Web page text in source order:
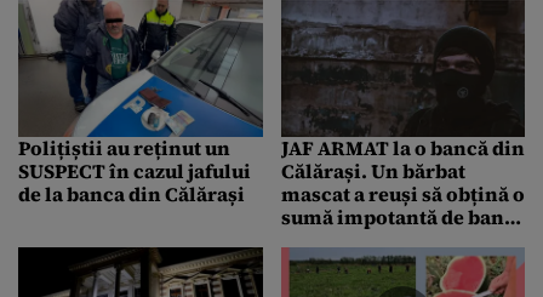
ridicate de mascați
Polițiștii au reținut un
SUSPECT în cazul jafului
de la banca din Călărași
JAF ARMAT la o bancă din
Călărași. Un bărbat
mascat a reuși să obțină o
sumă impotantă de bani
pistol